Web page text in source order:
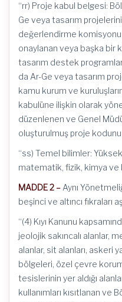
“rr) Proje kabul belgesi:
Ge veya tasarım
değerlendirme
onaylanan veya başka bir
tasarım destek
da Ar-Ge veya tasarım
kamu kurum ve
kabulüne ilişkin olarak
düzenlenen ve Genel
oluşturulmuş proje
“ss) Temel bilimler:
matematik, fizik, kimya ve
MADDE 2 – Aynı
beşinci ve altıncı fıkraları
“(4) Kıyı Kanunu
jeolojik sakıncalı alanlar,
alanlar, sit alanları, askeri
bölgeleri, özel çevre
tesislerinin yer aldığı
kullanımları kısıtlanan